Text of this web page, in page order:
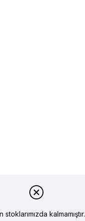
stoklarımızda kalmamıştır.